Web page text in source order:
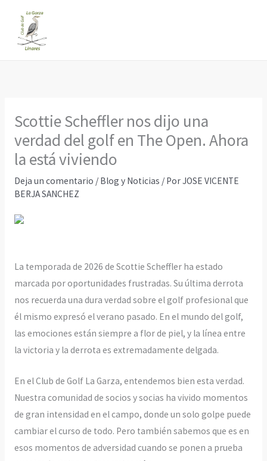
contenido
Scottie Scheffler nos dijo una
verdad del golf en The Open. Ahora
la está viviendo
Deja un comentario / Blog y Noticias / PorJOSE VICENTE
BERJA SANCHEZ
La temporada de 2026 de Scottie Scheffler ha estado
marcada por oportunidades frustradas. Su última derrota
nos recuerda una dura verdad sobre el golf profesional que
él mismo expresó el verano pasado. En el mundo del golf,
las emociones están siempre a flor de piel, y la línea entre
la victoria y la derrota es extremadamente delgada.
En el Club de Golf La Garza, entendemos bien esta verdad.
Nuestra comunidad de socios y socias ha vivido momentos
de gran intensidad en el campo, donde un solo golpe puede
cambiar el curso de todo. Pero también sabemos que es en
esos momentos de adversidad cuando se ponen a prueba